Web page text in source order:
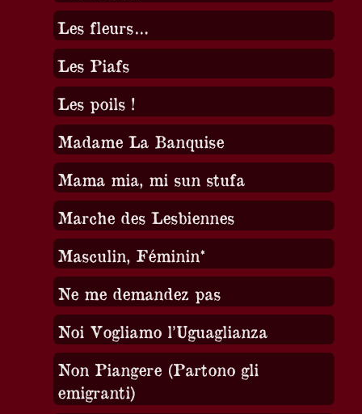
Les fleurs…
Les Piafs
Les poils !
Madame La Banquise
Mama mia, mi sun stufa
Marche des Lesbiennes
Masculin, Féminin*
Ne me demandez pas
Noi Vogliamo l’Uguaglianza
Non Piangere (Partono gli
emigranti)